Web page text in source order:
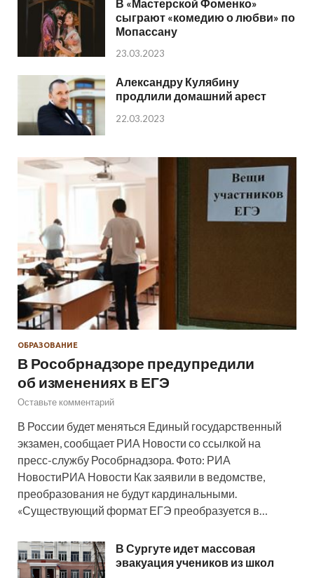
В «Мастерской Фоменко»
сыграют «комедию о любви» по
Мопассану
23.03.2023
Александру Кулябину
продлили домашний арест
22.03.2023
ОБРАЗОВАНИЕ
В Рособрнадзоре предупредили
об изменениях в ЕГЭ
Оставьте комментарий
В России будет меняться Единый государственный
экзамен, сообщает РИА Новости со ссылкой на
пресс-службу Рособрнадзора. Фото: РИА
НовостиРИА Новости Как заявили в ведомстве,
преобразования не будут кардинальными.
«Существующий формат ЕГЭ преобразуется в…
В Сургуте идет массовая
эвакуация учеников из школ